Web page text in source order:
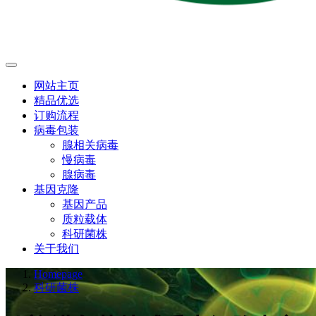
网站主页
精品优选
订购流程
病毒包装
腺相关病毒
慢病毒
腺病毒
基因克隆
基因产品
质粒载体
科研菌株
关于我们
Homepage
科研菌株